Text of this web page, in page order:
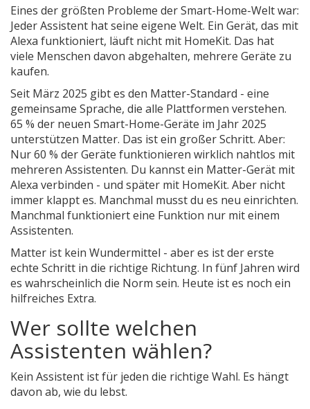
Eines der größten Probleme der Smart-Home-Welt war:
Jeder Assistent hat seine eigene Welt. Ein Gerät, das mit
Alexa funktioniert, läuft nicht mit HomeKit. Das hat
viele Menschen davon abgehalten, mehrere Geräte zu
kaufen.
Seit März 2025 gibt es den Matter-Standard - eine
gemeinsame Sprache, die alle Plattformen verstehen.
65 % der neuen Smart-Home-Geräte im Jahr 2025
unterstützen Matter. Das ist ein großer Schritt. Aber:
Nur 60 % der Geräte funktionieren wirklich nahtlos mit
mehreren Assistenten. Du kannst ein Matter-Gerät mit
Alexa verbinden - und später mit HomeKit. Aber nicht
immer klappt es. Manchmal musst du es neu einrichten.
Manchmal funktioniert eine Funktion nur mit einem
Assistenten.
Matter ist kein Wundermittel - aber es ist der erste
echte Schritt in die richtige Richtung. In fünf Jahren wird
es wahrscheinlich die Norm sein. Heute ist es noch ein
hilfreiches Extra.
Wer sollte welchen
Assistenten wählen?
Kein Assistent ist für jeden die richtige Wahl. Es hängt
davon ab, wie du lebst.